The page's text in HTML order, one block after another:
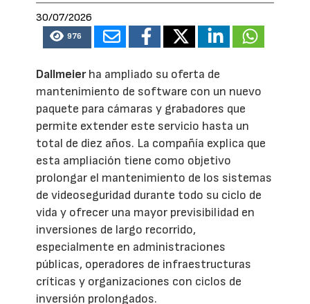
30/07/2026
976
Dallmeierha ampliado su oferta de
mantenimiento de software con un nuevo
paquete para cámaras y grabadores que
permite extender este servicio hasta un
total de diez años. La compañía explica que
esta ampliación tiene como objetivo
prolongar el mantenimiento de los sistemas
de videoseguridad durante todo su ciclo de
vida y ofrecer una mayor previsibilidad en
inversiones de largo recorrido,
especialmente en administraciones
públicas, operadores de infraestructuras
críticas y organizaciones con ciclos de
inversión prolongados.